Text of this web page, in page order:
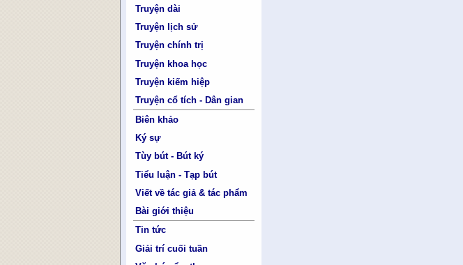
Truyện dài
Truyện lịch sử
Truyện chính trị
Truyện khoa học
Truyện kiếm hiệp
Truyện cổ tích - Dân gian
Biên khảo
Ký sự
Tùy bút - Bút ký
Tiểu luận - Tạp bút
Viết về tác giả & tác phẩm
Bài giới thiệu
Tin tức
Giải trí cuối tuần